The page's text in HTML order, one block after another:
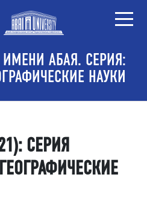
ИМЕНИ АБАЯ. СЕРИЯ:
НАУКИ
СЕРИЯ